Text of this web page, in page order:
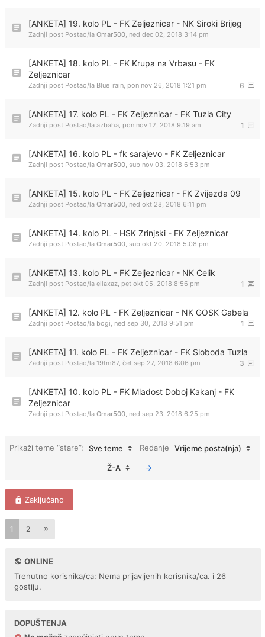
[ANKETA] 19. kolo PL - FK Zeljeznicar - NK Siroki Brijeg
Zadnji post Postao/la Omar500, ned dec 02, 2018 3:14 pm
[ANKETA] 18. kolo PL - FK Krupa na Vrbasu - FK
Zeljeznicar
6
Zadnji post Postao/la BlueTrain, pon nov 26, 2018 1:21 pm
[ANKETA] 17. kolo PL - FK Zeljeznicar - FK Tuzla City
1
Zadnji post Postao/la azbaha, pon nov 12, 2018 9:19 am
[ANKETA] 16. kolo PL - fk sarajevo - FK Zeljeznicar
Zadnji post Postao/la Omar500, sub nov 03, 2018 6:53 pm
[ANKETA] 15. kolo PL - FK Zeljeznicar - FK Zvijezda 09
Zadnji post Postao/la Omar500, ned okt 28, 2018 6:11 pm
[ANKETA] 14. kolo PL - HSK Zrinjski - FK Zeljeznicar
Zadnji post Postao/la Omar500, sub okt 20, 2018 5:08 pm
[ANKETA] 13. kolo PL - FK Zeljeznicar - NK Celik
1
Zadnji post Postao/la ellaxaz, pet okt 05, 2018 8:56 pm
[ANKETA] 12. kolo PL - FK Zeljeznicar - NK GOSK Gabela
1
Zadnji post Postao/la bogi, ned sep 30, 2018 9:51 pm
[ANKETA] 11. kolo PL - FK Zeljeznicar - FK Sloboda Tuzla
3
Zadnji post Postao/la 19tm87, čet sep 27, 2018 6:06 pm
[ANKETA] 10. kolo PL - FK Mladost Doboj Kakanj - FK
Zeljeznicar
Zadnji post Postao/la Omar500, ned sep 23, 2018 6:25 pm
Prikaži teme “stare”: Sve teme Redanje Vrijeme posta(nja)
Ž-A
Zaključano
1 2
ONLINE
Trenutno korisnika/ca: Nema prijavljenih korisnika/ca. i 26
gostiju.
DOPUŠTENJA